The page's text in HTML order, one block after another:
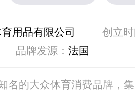
用品有限公司 创立时
品牌发源： 法国
名的大众体育消费品牌，